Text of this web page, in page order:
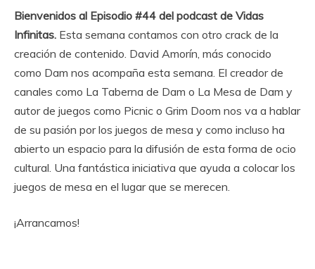
Bienvenidos al Episodio #44 del podcast de Vidas
Infinitas. Esta semana contamos con otro crack de la
creación de contenido. David Amorín, más conocido
como Dam nos acompaña esta semana. El creador de
canales como La Taberna de Dam o La Mesa de Dam y
autor de juegos como Picnic o Grim Doom nos va a hablar
de su pasión por los juegos de mesa y como incluso ha
abierto un espacio para la difusión de esta forma de ocio
cultural. Una fantástica iniciativa que ayuda a colocar los
juegos de mesa en el lugar que se merecen.
¡Arrancamos!